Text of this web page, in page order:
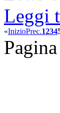
Leggi
«InizioPrec.1234